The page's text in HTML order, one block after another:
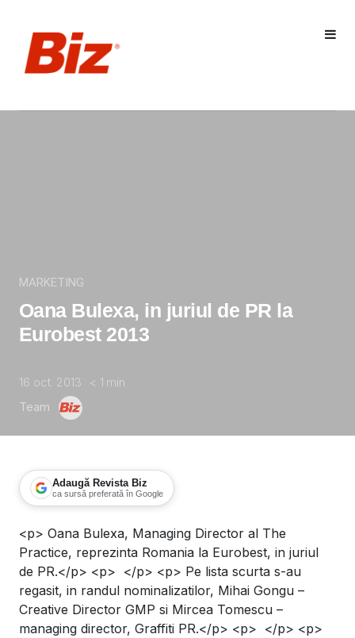
MARKETING
Oana Bulexa, in juriul de PR la
Eurobest 2013
16 oct. 2013 < 1 min
Team
Adaugă Revista Biz
ca sursă preferată în Google
Oana Bulexa, in juriul de PR la
<p> Oana Bulexa, Managing Director al The
Practice, reprezinta Romania la Eurobest, in juriul
de PR.</p> <p> </p> <p> Pe lista scurta s-au
regasit, in randul nominalizatilor, Mihai Gongu –
Creative Director GMP si Mircea Tomescu –
managing director, Graffiti PR.</p> <p> </p> <p>